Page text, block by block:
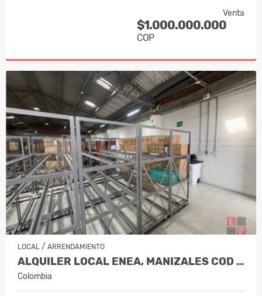
Venta
$1.000.000.000
COP
LOCAL / ARRENDAMIENTO
ALQUILER LOCAL ENEA, MANIZALES COD 1…
Colombia